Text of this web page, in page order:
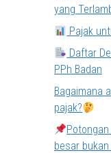
yang
Pajak
Daftar
PPh Badan
Bagaimana
pajak?
besar